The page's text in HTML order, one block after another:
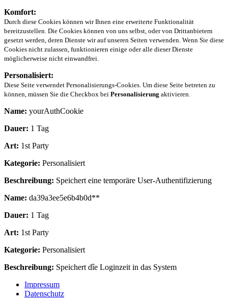
Komfort:
Durch diese Cookies können wir Ihnen eine erweiterte Funktionalität
bereitzustellen. Die Cookies können von uns selbst, oder von Drittanbietern
gesetzt werden, deren Dienste wir auf unseren Seiten verwenden. Wenn Sie diese
Cookies nicht zulassen, funktionieren einige oder alle dieser Dienste
möglicherweise nicht einwandfrei.
Personalisiert:
Diese Seite verwendet Personalisierungs-Cookies. Um diese Seite betreten zu
können, müssen Sie die Checkbox bei Personalisierung aktivieren.
Name: yourAuthCookie
Dauer: 1 Tag
Art: 1st Party
Kategorie: Personalisiert
Beschreibung: Speichert eine temporäre User-Authentifizierung
Name: da39a3ee5e6b4b0d**
Dauer: 1 Tag
Art: 1st Party
Kategorie: Personalisiert
Beschreibung: Speichert dîe Loginzeit in das System
Impressum
Datenschutz